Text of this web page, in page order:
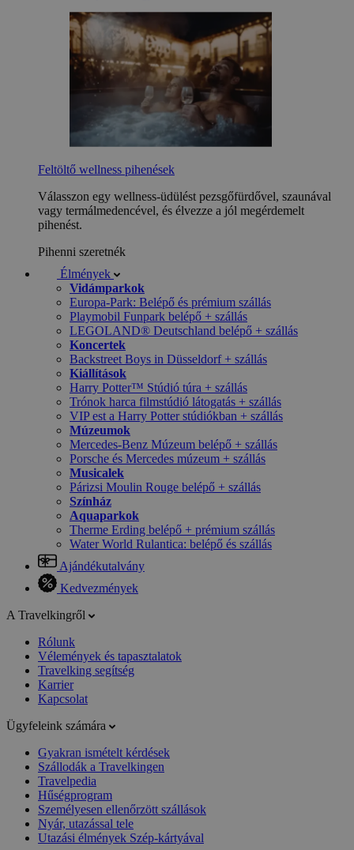
Feltöltő wellness pihenések
Válasszon egy wellness-üdülést pezsgőfürdővel, szaunával
vagy termálmedencével, és élvezze a jól megérdemelt
pihenést.
Pihenni szeretnék
Élmények
Vidámparkok
Europa-Park: Belépő és prémium szállás
Playmobil Funpark belépő + szállás
LEGOLAND® Deutschland belépő + szállás
Koncertek
Backstreet Boys in Düsseldorf + szállás
Kiállítások
Harry Potter™ Stúdió túra + szállás
Trónok harca filmstúdió látogatás + szállás
VIP est a Harry Potter stúdiókban + szállás
Múzeumok
Mercedes-Benz Múzeum belépő + szállás
Porsche és Mercedes múzeum + szállás
Musicalek
Párizsi Moulin Rouge belépő + szállás
Színház
Aquaparkok
Therme Erding belépő + prémium szállás
Water World Rulantica: belépő és szállás
Ajándékutalvány
Kedvezmények
A Travelkingről
Rólunk
Vélemények és tapasztalatok
Travelking segítség
Karrier
Kapcsolat
Ügyfeleink számára
Gyakran ismételt kérdések
Szállodák a Travelkingen
Travelpedia
Hűségprogram
Személyesen ellenőrzött szállások
Nyár, utazással tele
Utazási élmények Szép-kártyával